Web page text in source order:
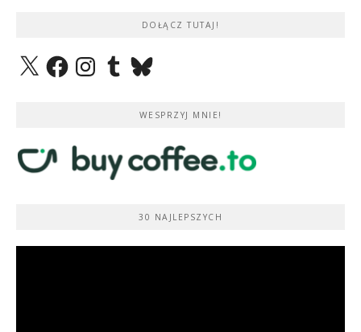
DOŁĄCZ TUTAJ!
X FacebookInstagramTumblrBluesky
WESPRZYJ MNIE!
30 NAJLEPSZYCH